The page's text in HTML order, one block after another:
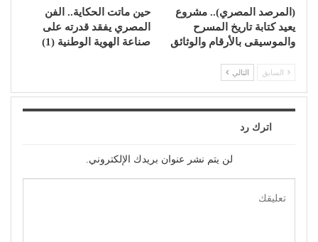
(المرصد المصري).. مشروع
يعيد كتابة تاريخ المسرح
والموسيقى بالأرقام والوثائق
حين ماتت الحكاية.. الفن
المصري يفقد قدرته على
صناعة الهوية الوطنية (1)
السابق التالي
اترك رد
لن يتم نشر عنوان بريدك الإلكتروني.